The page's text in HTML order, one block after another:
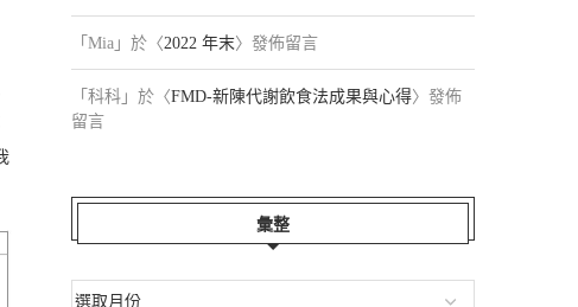
「 Mia 」於〈2022 年末〉發佈留言
「 科科 」於〈FMD-新陳代謝飲食法成果與心得〉發佈
留言
彙整